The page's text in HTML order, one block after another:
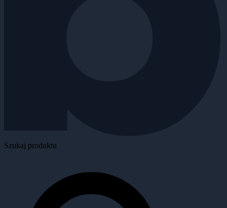
Szukaj produktu